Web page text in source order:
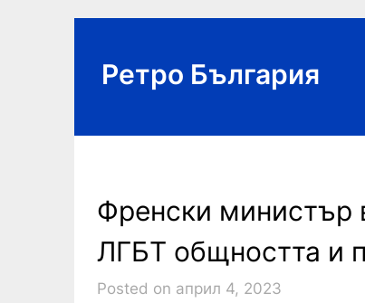
Ретро България
Френски министър
ЛГБТ общността и
Posted on април 4, 2023